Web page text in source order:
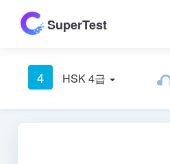
SuperTest
4 HSK 4급